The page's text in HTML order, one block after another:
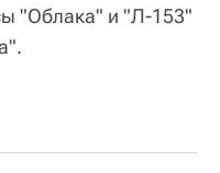
"Облака" и "Л-153"